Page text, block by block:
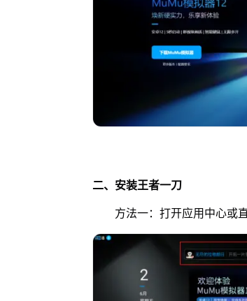
二、安装王者一刀
方法一：打开应用中心或直